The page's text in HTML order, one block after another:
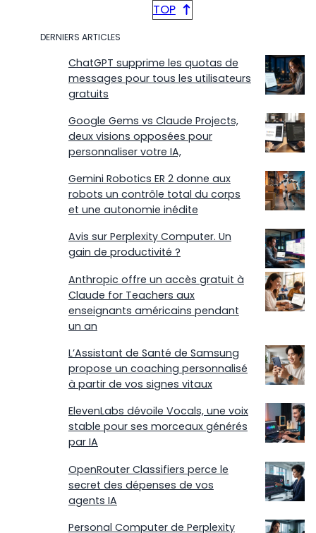
TOP
DERNIERS ARTICLES
ChatGPT supprime les quotas de
messages pour tous les utilisateurs
gratuits
Google Gems vs Claude Projects,
deux visions opposées pour
personnaliser votre IA,
Gemini Robotics ER 2 donne aux
robots un contrôle total du corps
et une autonomie inédite
Avis sur Perplexity Computer. Un
gain de productivité ?
Anthropic offre un accès gratuit à
Claude for Teachers aux
enseignants américains pendant
un an
L’Assistant de Santé de Samsung
propose un coaching personnalisé
à partir de vos signes vitaux
ElevenLabs dévoile Vocals, une voix
stable pour ses morceaux générés
par IA
OpenRouter Classifiers perce le
secret des dépenses de vos
agents IA
Personal Computer de Perplexity